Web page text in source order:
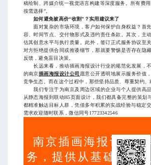
稿绘制、跨媒介统一视觉语言构建等深度服务。所有费
按需选择”。
如何避免被高价“收割”？实用建议来了
面对复杂的市场环境，客户如何保护自身权益？首
容、时间节点、交付物形式及违约责任条款。其次，主
估其创意水平与执行质量。此外，签订正式服务协议至
对方拒绝提供合同或推诿细节，那就要警惕是否存在隐
反馈，避免盲目决策。
长远来看，推动插画海报设计行业的规范化发展，
的南京插画海报设计公司 愿意公开透明地展示服务价值
竞争生态。而在这个过程中，那些坚持品质、尊重契约
我们专注于为南京及周边区域的企业与个人提供高
从静态海报到联动H5页面设计，我们都具备完整的策
都精准触达目标人群，凭借多年积累的实战经验与稳定
需求欢迎随时联系，微信同号17723342546
南京插画海报设计
务，提供从基础宣传